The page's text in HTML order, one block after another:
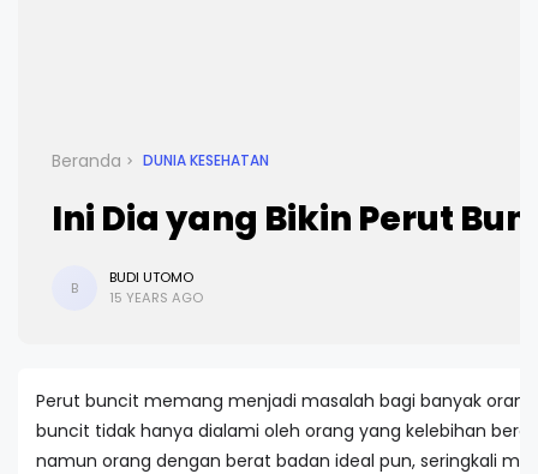
Beranda DUNIA KESEHATAN
Ini Dia yang Bikin Perut
B
BUDI UTOMO
15 YEARS AGO
Perut buncit memang menjadi masalah bagi banyak
buncit tidak hanya dialami oleh orang yang kelebihan
namun orang dengan berat badan ideal pun, seringkali